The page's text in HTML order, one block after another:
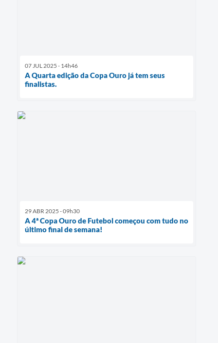
07 JUL 2025 - 14h46
A Quarta edição da Copa Ouro já tem seus
finalistas.
29 ABR 2025 - 09h30
A 4ª Copa Ouro de Futebol começou com tudo no
último final de semana!